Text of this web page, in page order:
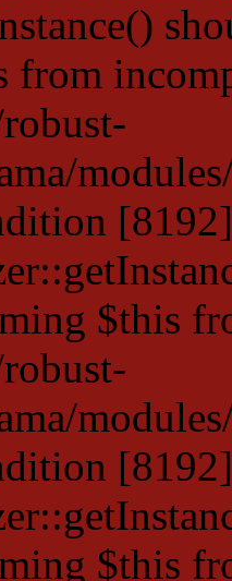
from
$this
$this